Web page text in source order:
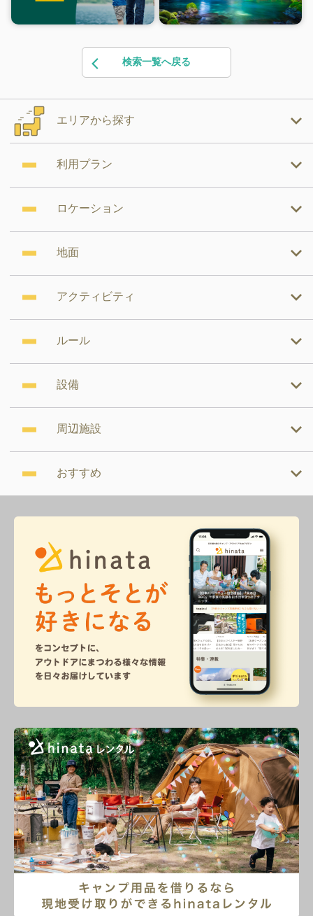
検索一覧へ戻る
エリアから探す
利用プラン
ロケーション
地面
アクティビティ
ルール
設備
周辺施設
おすすめ